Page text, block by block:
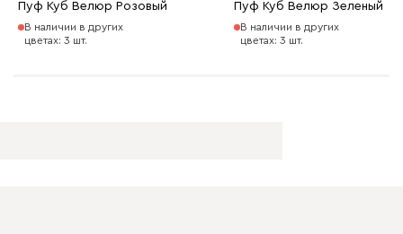
Пуф Куб Велюр Розовый
В наличии в других
цветах: 3 шт.
Пуф Куб Велюр Зеленый
В наличии в других
цветах: 3 шт.